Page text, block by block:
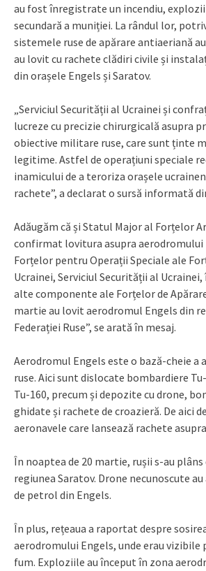
au fost înregistrate un incendiu,
secundară a muniției. La rândul lor,
sistemele ruse de apărare antiaeriană
au lovit cu rachete clădiri civile și
din orașele Engels și Saratov.
„Serviciul Securității al Ucrainei și
lucreze cu precizie chirurgicală asupra
obiective militare ruse, care sunt ținte
legitime. Astfel de operațiuni speciale
inamicului de a teroriza orașele
rachete”, a declarat o sursă informată
Adăugăm că și Statul Major al Forțelor
confirmat lovitura asupra aerodromului
Forțelor pentru Operații Speciale ale
Ucrainei, Serviciul Securității al Ucrainei,
alte componente ale Forțelor de
martie au lovit aerodromul Engels din
Federației Ruse”, se arată în mesaj.
Aerodromul Engels este o bază-cheie a
ruse. Aici sunt dislocate bombardiere
Tu-160, precum și depozite cu drone,
ghidate și rachete de croazieră. De aici
aeronavele care lansează rachete
În noaptea de 20 martie, rușii s-au
regiunea Saratov. Drone necunoscute
de petrol din Engels.
În plus, rețeaua a raportat despre
aerodromului Engels, unde erau vizibile
fum. Exploziile au început în zona